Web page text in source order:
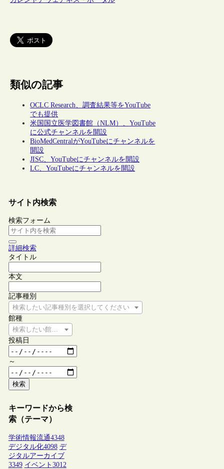
類似の記事
OCLC Research、調査結果等をYouTube
でも提供
米国国立医学図書館（NLM）、YouTube
に公式チャンネルを開設
BioMedCentralがYouTubeにチャンネルを
開設
JISC、YouTubeにチャンネルを開設
LC、YouTubeにチャンネルを開設
サイト内検索
検索フォーム
詳細検索
タイトル
本文
記事種別
検索したい記事種別を選択してください
館種
検索したい館種を選択してください
投稿日
～
検索
キーワードから検
索（テーマ）
学術情報流通4348
デジタル化4098 デ
ジタルアーカイブ
3349 イベント 3012